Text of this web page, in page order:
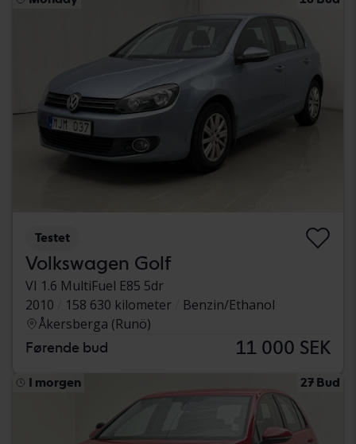
Testet
Volkswagen Golf
VI 1.6 MultiFuel E85 5dr
2010
158 630 kilometer
Benzin/Ethanol
Åkersberga (Runö)
Førende bud 11 000 SEK
I morgen 27 Bud